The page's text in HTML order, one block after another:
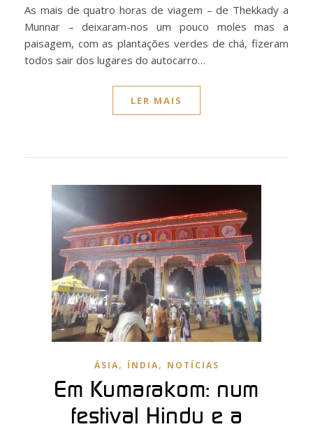
As mais de quatro horas de viagem – de Thekkady a
Munnar – deixaram-nos um pouco moles mas a
paisagem, com as plantações verdes de chá, fizeram
todos sair dos lugares do autocarro…
LER MAIS
ÁSIA, ÍNDIA, NOTÍCIAS
Em Kumarakom: num
festival Hindu e a